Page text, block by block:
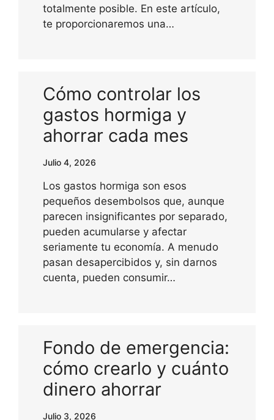
totalmente posible. En este artículo,
te proporcionaremos una…
Cómo controlar los
gastos hormiga y
ahorrar cada mes
Julio 4, 2026
Los gastos hormiga son esos
pequeños desembolsos que, aunque
parecen insignificantes por separado,
pueden acumularse y afectar
seriamente tu economía. A menudo
pasan desapercibidos y, sin darnos
cuenta, pueden consumir…
Fondo de emergencia:
cómo crearlo y cuánto
dinero ahorrar
Julio 3, 2026